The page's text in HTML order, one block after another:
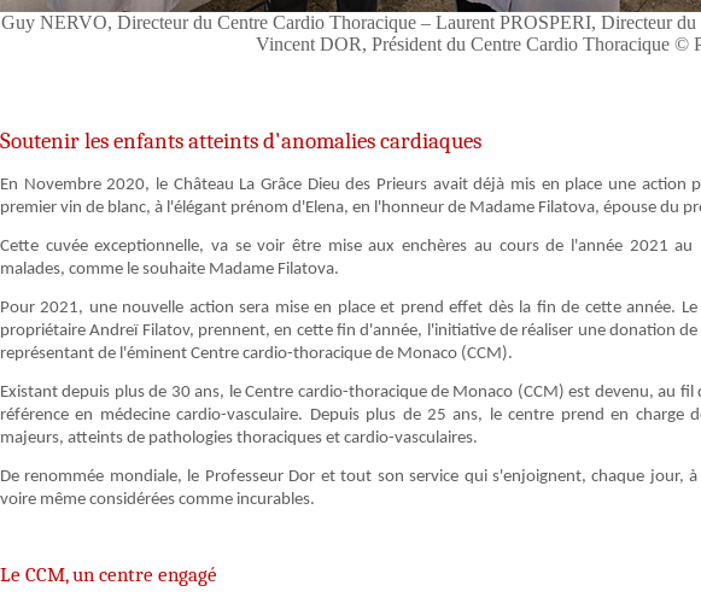
Guy NERVO, Directeur du Centre Cardio Thoracique – Laurent PROSPERI, Directeur du
Vincent DOR, Président du Centre Cardio Thoracique ©
Soutenir les enfants atteints d'anomalies cardiaques
En Novembre 2020, le Château La Grâce Dieu des Prieurs avait déjà mis en place une
premier vin de blanc, à l'élégant prénom d'Elena, en l'honneur de Madame Filatova, épouse du
Cette cuvée exceptionnelle, va se voir être mise aux enchères au cours de l'année 2021
malades, comme le souhaite Madame Filatova.
Pour 2021, une nouvelle action sera mise en place et prend effet dès la fin de cette année. Le
propriétaire Andreï Filatov, prennent, en cette fin d'année, l'initiative de réaliser une donation
représentant de l'éminent Centre cardio-thoracique de Monaco (CCM).
Existant depuis plus de 30 ans, le Centre cardio-thoracique de Monaco (CCM) est devenu, au
référence en médecine cardio-vasculaire. Depuis plus de 25 ans, le centre prend en charge
majeurs, atteints de pathologies thoraciques et cardio-vasculaires.
De renommée mondiale, le Professeur Dor et tout son service qui s'enjoignent, chaque jour,
voire même considérées comme incurables.
Le CCM, un centre engagé